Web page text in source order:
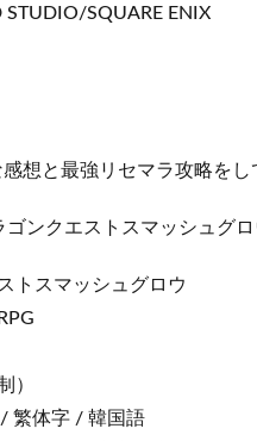
SQUARE ENIX
想と最強リセマラ攻略をし
ンクエストスマッシュグロ
トスマッシュグロウ
）
繁体字 / 韓国語